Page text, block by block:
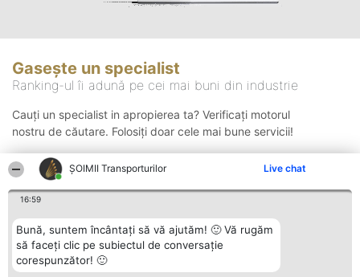
ȘOIMII Transporturilor Live chat
16:59
Bună, suntem încântați să vă ajutăm! 🙂 Vă rugăm
să faceți clic pe subiectul de conversație
corespunzător! 🙂
Gasește un specialist
Ranking-ul îi adună pe cei mai buni din industrie
Cauți un specialist in apropierea ta? Verificați motorul
nostru de căutare. Folosiți doar cele mai bune servicii!